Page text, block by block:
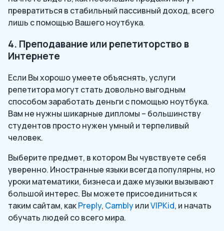
превратиться в стабильный пассивный доход, всего
лишь с помощью Вашего ноутбука.
4. Преподавание или репетиторство в
Интернете
Если Вы хорошо умеете объяснять, услуги
репетитора могут стать довольно выгодным
способом заработать деньги с помощью ноутбука.
Вам не нужны шикарные дипломы – большинству
студентов просто нужен умный и терпеливый
человек.
Выберите предмет, в котором Вы чувствуете себя
уверенно. Иностранные языки всегда популярны, но
уроки математики, бизнеса и даже музыки вызывают
большой интерес. Вы можете присоединиться к
таким сайтам, какPreply, CamblyилиVIPKid, и начать
обучать людей со всего мира.